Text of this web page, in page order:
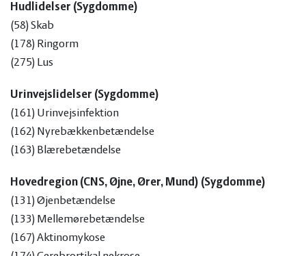
(913)Enterococcus saccharolyticus
(914)
(915)Corynebacterium bovis
(916)
(917) Klebsiella pneumoniae
(918)
Klebsiella oxytoca
Proteus mirabilis
(920)
Proteus vulgaris
(922)Citrobacter koseri
(923)Pseudomonas aeruginosa
(924)Pseudomonas lundensis
(925)Aerococcus spp.
(926)Aerococcus viridans
Hudlidelser (Sygdomme)
(58) Skab
(178) Ringorm
(275) Lus
Urinvejslidelser (Sygdomme)
(161) Urinvejsinfektion
(162) Nyrebækkenbetændelse
(163) Blærebetændelse
Hovedregion (CNS, Øjne, Ører, Mund) (Sygdomme)
(131) Øjenbetændelse
(133) Mellemørebetændelse
(167) Aktinomykose